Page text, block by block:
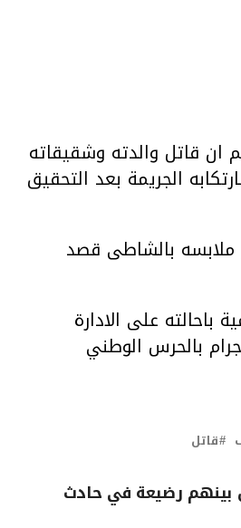
ان قاتل والدته وشقيقاته
الجريمة بعد التحقيق
بالشاطى قصد
باحالته على الادارة
بالحرس الوطني
قاتل
4 قتلى من بينهم رضيعة في حادث